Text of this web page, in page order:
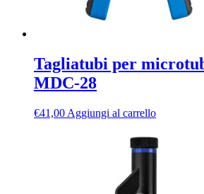
Tagliatubi per
MDC-28
€41,00 Aggiungi al carrello